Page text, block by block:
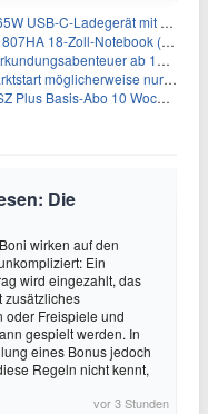
mit GaN-Technik für 24,99€
Notebook (Ryzen 7, 16GB) für 734,57€
ab 13.08. gratis im Epic Games Store
nur begrenzt verfügbar
Basis-Abo 10 Wochen für 10€
Die
wirken auf den
Ein
wird eingezahlt, das
zusätzliches
oder Freispiele und
gespielt werden. In
eines Bonus jedoch
Regeln nicht kennt,
vor 3 Stunden